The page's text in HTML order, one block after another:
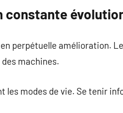
constante
perpétuelle amélioration.
machines.
les modes de vie. Se tenir